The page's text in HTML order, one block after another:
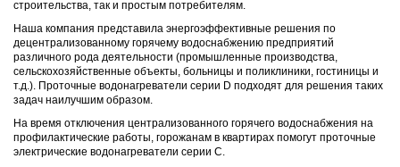
строительства, так и простым потребителям.
Наша компания представила энергоэффективные решения по
децентрализованному горячему водоснабжению предприятий
различного рода деятельности (промышленные производства,
сельскохозяйственные объекты, больницы и поликлиники, гостиницы и
т.д.). Проточные водонагреватели серии D подходят для решения таких
задач наилучшим образом.
На время отключения централизованного горячего водоснабжения на
профилактические работы, горожанам в квартирах помогут проточные
электрические водонагреватели серии С